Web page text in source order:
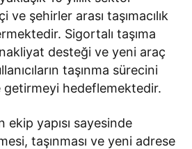
şehirler arası taşımacılık
Sigortalı taşıma
desteği ve yeni araç
taşınma sürecini
hedeflemektedir.
ekip yapısı sayesinde
taşınması ve yeni adrese